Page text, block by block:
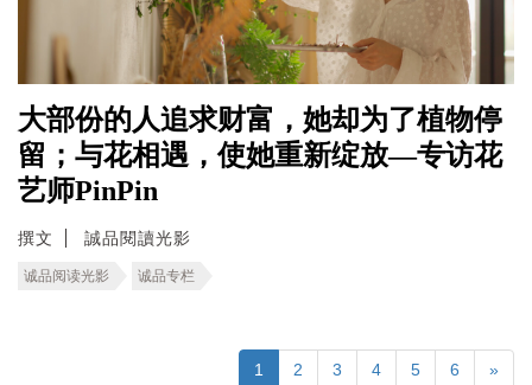
大部份的人追求财富，她却为了植物停
留；与花相遇，使她重新绽放—专访花
艺师PinPin
撰文 誠品閱讀光影
诚品阅读光影 诚品专栏
1 2 3 4 5 6 »